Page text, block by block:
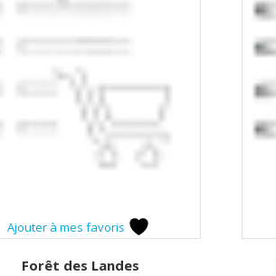
Ajouter à mes favoris
Forêt des Landes